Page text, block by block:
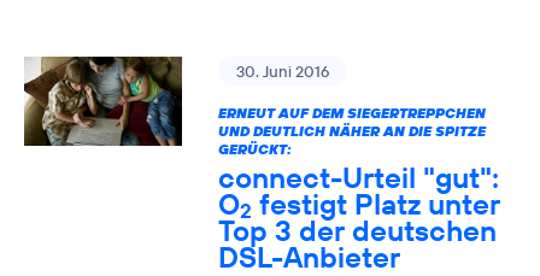
30. Juni 2016
ERNEUT AUF DEM SIEGERTREPPCHEN
UND DEUTLICH NÄHER AN DIE SPITZE
GERÜCKT:
connect-Urteil "gut":
O2 festigt Platz unter
Top 3 der deutschen
DSL-Anbieter